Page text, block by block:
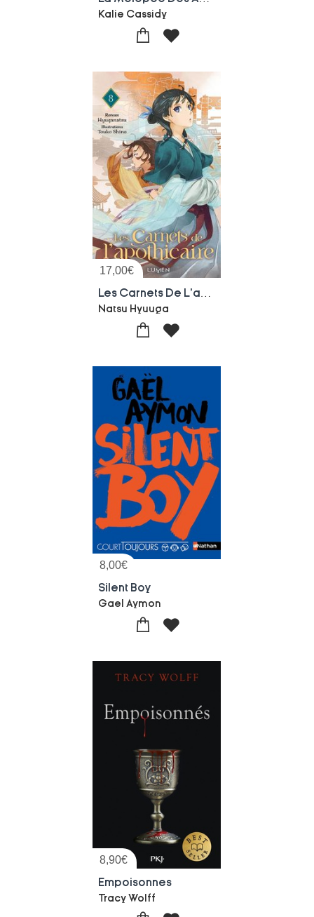
Kalie Cassidy
17,00€
Natsu Hyuuga
8,00€
Silent Boy
Gael Aymon
8,90€
Empoisonnes
Tracy Wolff